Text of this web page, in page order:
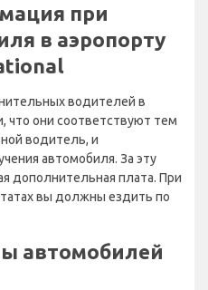
при
в аэропорту
водителей в
что они соответствуют тем
водитель, и
автомобиля. За эту
дополнительная плата. При
вы должны ездить по
автомобилей